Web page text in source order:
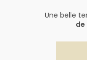
Une belle
de